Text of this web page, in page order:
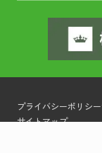
プライバシーポリシー
サイトマップ